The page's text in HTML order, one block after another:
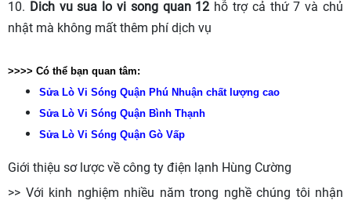
10. Dich vu sua lo vi song quan 12 hỗ trợ cả thứ 7 và chủ
nhật mà không mất thêm phí dịch vụ
>>>> Có thể bạn quan tâm:
Sửa Lò Vi Sóng Quận Phú Nhuận chất lượng cao
Sửa Lò Vi Sóng Quận Bình Thạnh
Sửa Lò Vi Sóng Quận Gò Vấp
Giới thiệu sơ lược về công ty điện lạnh Hùng Cường
>> Với kinh nghiệm nhiều năm trong nghề chúng tôi nhận